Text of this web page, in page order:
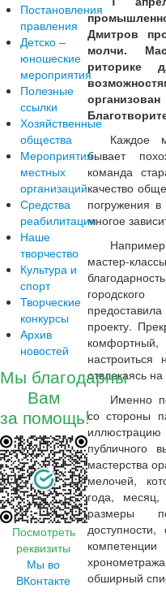
Дмитров
молчи.
риторике
Каждое
бывает
команда
качество
погружения
многое
мастер-
проекту.
отвлекаясь
Именно
со стороны
публичного
мастерства
мелочей,
года,
размеры
обширный
Постановления
правления
Детско –
юношеские
мероприятия
Полезные
ссылки
Хозяйственные
общества
Мероприятия
местных
организаций
Средства
реабилитации
Наше
творчество
Культура и
спорт
Творческие
конкурсы
Архив
новостей
Мы благодарны
Вам
за помощь!
Посмотреть
реквизиты
Мы во
ВКонтакте